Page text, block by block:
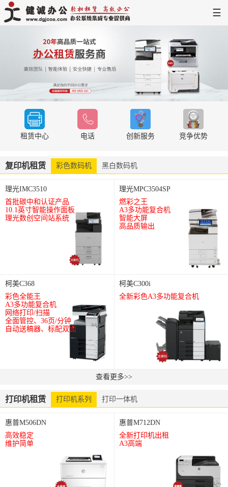
☰
租赁中心 电话 创新服务 竞争优势
复印机租赁 彩色数码机 黑白数码机
理光IMC3510
首批碳中和认证产品
10.1英寸智能操作面板
理光数创空间站系统
理光MPC3504SP
燃彩之王
A3多功能复合机
智能大屏
高品质输出
柯美C368
彩色全能王
A3多功能复合机
网络打印/扫描
全面管控、36页/分钟
自动送稿器、标配双面
柯美C300i
全新彩色A3多功能复合机
查看更多>>
打印机租赁 打印机系列 打印一体机
惠普M506DN
高效稳定
维护简单
惠普M712DN
全新打印机出租
A3高端